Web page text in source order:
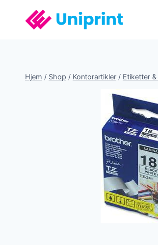
Hjem / Shop / Kontorartikler / Etiketter